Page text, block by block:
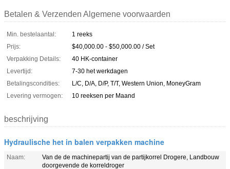
Betalen & Verzenden Algemene voorwaarden
Min. bestelaantal:
1 reeks
Prijs:
$40,000.00 - $50,000.00 / Set
Verpakking Details:
40 HK-container
Levertijd:
7-30 het werkdagen
Betalingscondities:
L/C, D/A, D/P, T/T, Western Union, MoneyGram
Levering vermogen:
10 reeksen per Maand
beschrijving
Hydraulische het in balen verpakken machine
Naam:
Van de de machinepartij van de partijkorrel Drogere, Landbouw
doorgevende de korreldroger